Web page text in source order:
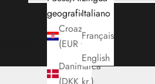
geografica
Croazia
(EUR €)
Danimarca
(DKK kr.)
Italiano
Français
English